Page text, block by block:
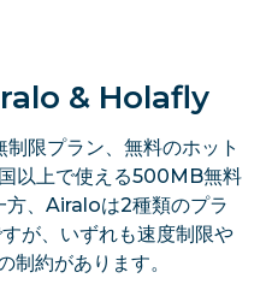
& Holafly
限プラン、無料のホット
以上で使える500MB無料
、Airaloは2種類のプラ
が、いずれも速度制限や
制約があります。